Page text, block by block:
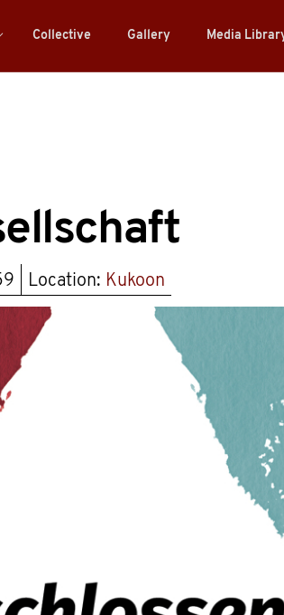
Collective Gallery Media
Location: Kukoon